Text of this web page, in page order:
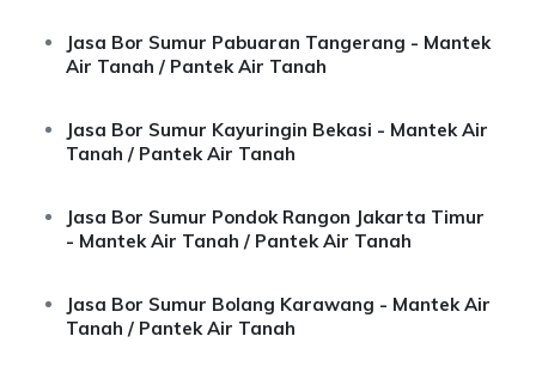
Jasa Bor Sumur Pabuaran Tangerang - Mantek
Air Tanah / Pantek Air Tanah
Jasa Bor Sumur Kayuringin Bekasi - Mantek Air
Tanah / Pantek Air Tanah
Jasa Bor Sumur Pondok Rangon Jakarta Timur
- Mantek Air Tanah / Pantek Air Tanah
Jasa Bor Sumur Bolang Karawang - Mantek Air
Tanah / Pantek Air Tanah